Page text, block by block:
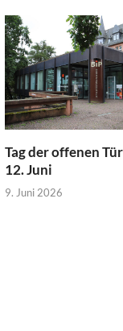
Tag der offenen
12. Juni
9. Juni 2026